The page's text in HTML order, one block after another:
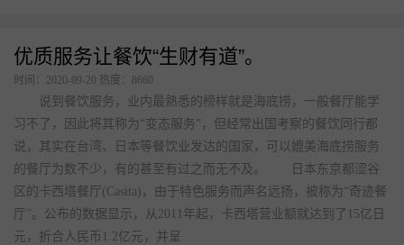
优质服务让餐饮“生财有道”。
时间：2020-09-20 热度：8660
说到餐饮服务，业内最熟悉的榜样就是海底捞，一般餐厅能学
习不了，因此将其称为“变态服务”，但经常出国考察的餐饮同行都
说，其实在台湾、日本等餐饮业发达的国家，可以媲美海底捞服务
的餐厅为数不少，有的甚至有过之而无不及。 日本东京都涩谷
区的卡西塔餐厅(Casita)，由于特色服务而声名远扬，被称为“奇迹餐
厅”。公布的数据显示，从2011年起，卡西塔营业额就达到了15亿日
元，折合人民币1.2亿元，并呈